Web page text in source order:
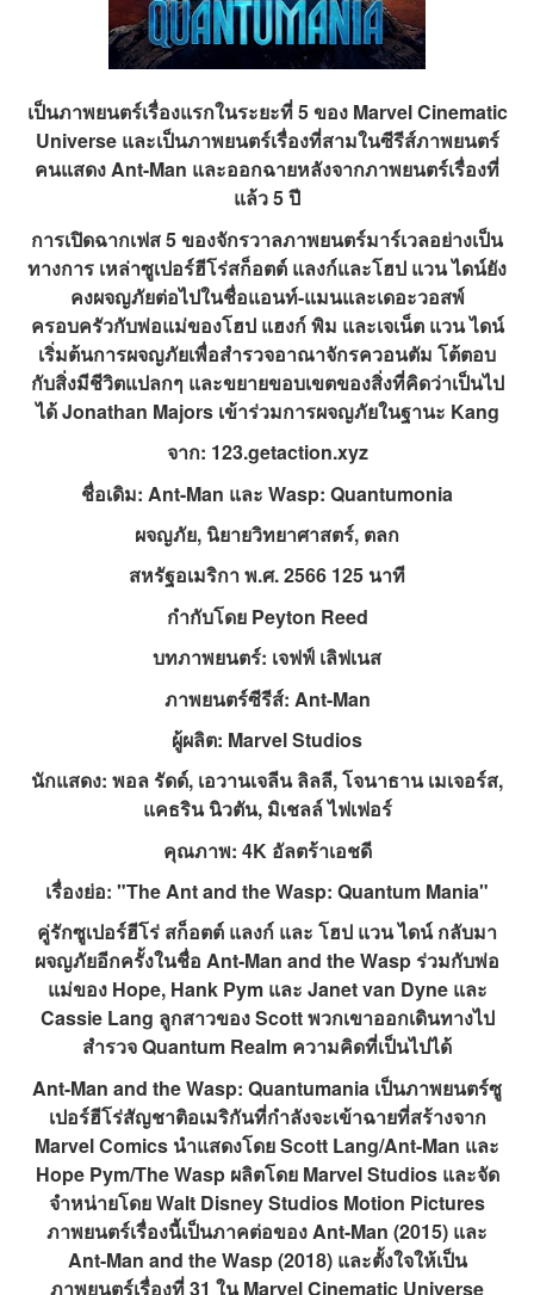
เป็นภาพยนตร์เรื่องแรกในระยะที่ 5 ของ Marvel Cinematic
Universe และเป็นภาพยนตร์เรื่องที่สามในซีรีส์ภาพยนตร์
คนแสดง Ant-Man และออกฉายหลังจากภาพยนตร์เรื่องที่
แล้ว 5 ปี
การเปิดฉากเฟส 5 ของจักรวาลภาพยนตร์มาร์เวลอย่างเป็น
ทางการ เหล่าซูเปอร์ฮีโร่สก็อตต์ แลงก์และโฮป แวน ไดน์ยัง
คงผจญภัยต่อไปในชื่อแอนท์-แมนและเดอะวอสพ์
ครอบครัวกับพ่อแม่ของโฮป แฮงก์ พิม และเจเน็ต แวน ไดน์
เริ่มต้นการผจญภัยเพื่อสำรวจอาณาจักรควอนตัม โต้ตอบ
กับสิ่งมีชีวิตแปลกๆ และขยายขอบเขตของสิ่งที่คิดว่าเป็นไป
ได้ Jonathan Majors เข้าร่วมการผจญภัยในฐานะ Kang
จาก: 123.getaction.xyz
ชื่อเดิม: Ant-Man และ Wasp: Quantumonia
ผจญภัย, นิยายวิทยาศาสตร์, ตลก
สหรัฐอเมริกา พ.ศ. 2566 125 นาที
กำกับโดย Peyton Reed
บทภาพยนตร์: เจฟฟ์ เลิฟเนส
ภาพยนตร์ซีรีส์: Ant-Man
ผู้ผลิต: Marvel Studios
นักแสดง: พอล รัดด์, เอวานเจลีน ลิลลี, โจนาธาน เมเจอร์ส,
แคธริน นิวตัน, มิเชลล์ ไฟเฟอร์
คุณภาพ: 4K อัลตร้าเอชดี
เรื่องย่อ: "The Ant and the Wasp: Quantum Mania"
คู่รักซูเปอร์ฮีโร่ สก็อตต์ แลงก์ และ โฮป แวน ไดน์ กลับมา
ผจญภัยอีกครั้งในชื่อ Ant-Man and the Wasp ร่วมกับพ่อ
แม่ของ Hope, Hank Pym และ Janet van Dyne และ
Cassie Lang ลูกสาวของ Scott พวกเขาออกเดินทางไป
สำรวจ Quantum Realm ความคิดที่เป็นไปได้
Ant-Man and the Wasp: Quantumania เป็นภาพยนตร์ซู
เปอร์ฮีโร่สัญชาติอเมริกันที่กำลังจะเข้าฉายที่สร้างจาก
Marvel Comics นำแสดงโดย Scott Lang/Ant-Man และ
Hope Pym/The Wasp ผลิตโดย Marvel Studios และจัด
จำหน่ายโดย Walt Disney Studios Motion Pictures
ภาพยนตร์เรื่องนี้เป็นภาคต่อของ Ant-Man (2015) และ
Ant-Man and the Wasp (2018) และตั้งใจให้เป็น
ภาพยนตร์เรื่องที่ 31 ใน Marvel Cinematic Universe